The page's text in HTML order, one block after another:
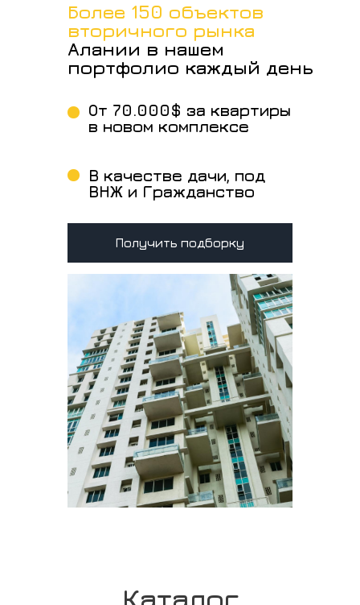
Более 150 объектов
вторичного рынка
Алании в нашем
портфолио каждый день
Получить подборку
От 70.000$ за квартиры
в новом комплексе
В качестве дачи, под
ВНЖ и Гражданство